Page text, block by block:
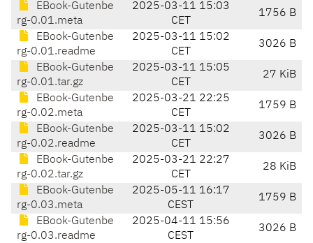
EBook-Gutenbe
rg-0.01.meta
2025-03-11 15:03
CET
1756 B
EBook-Gutenbe
rg-0.01.readme
2025-03-11 15:02
CET
3026 B
EBook-Gutenbe
rg-0.01.tar.gz
2025-03-11 15:05
CET
27 KiB
EBook-Gutenbe
rg-0.02.meta
2025-03-21 22:25
CET
1759 B
EBook-Gutenbe
rg-0.02.readme
2025-03-11 15:02
CET
3026 B
EBook-Gutenbe
rg-0.02.tar.gz
2025-03-21 22:27
CET
28 KiB
EBook-Gutenbe
rg-0.03.meta
2025-05-11 16:17
CEST
1759 B
EBook-Gutenbe
rg-0.03.readme
2025-04-11 15:56
CEST
3026 B